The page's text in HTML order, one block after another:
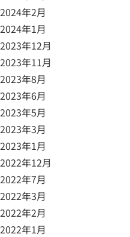
2024年2月
2024年1月
2023年12月
2023年11月
2023年8月
2023年6月
2023年5月
2023年3月
2023年1月
2022年12月
2022年7月
2022年3月
2022年2月
2022年1月